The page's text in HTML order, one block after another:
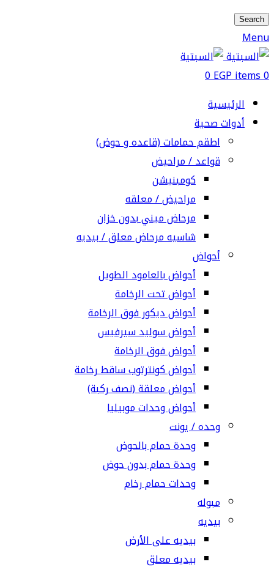
Search
Menu
0
items
0EGP
الرئيسية
أدوات صحية
اطقم حمامات (قاعده و حوض)
قواعد / مراحيض
كومبنيشن
مراحيض / معلقه
مرحاض ميني بدون خزان
شاسيه مرحاض معلق / بيديه
أحواض
أحواض بالعامود الطويل
أحواض تحت الرخامة
أحواض ديكور فوق الرخامة
أحواض سوليد سيرفيس
أحواض فوق الرخامة
أحواض كونترتوب ساقط رخامة
أحواض معلقة (نصف ركبة)
أحواض وحدات موبيليا
وحده / يونت
وحدة حمام بالحوض
وحدة حمام بدون حوض
وحدات حمام رخام
مبوله
بيديه
بيديه على الأرض
بيديه معلق